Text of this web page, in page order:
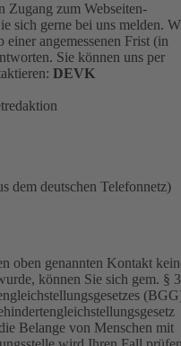
Zugang zum Webseiten-
sich gerne bei uns melden.
angemessenen Frist (in
Sie können uns per
DEVK
dem deutschen Telefonnetz)
oben genannten Kontakt
können Sie sich gem. §
Belange von Menschen mit